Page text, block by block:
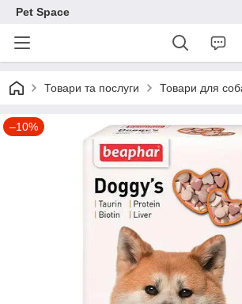
Pet Space
Товари та послуги Товари для
–10%